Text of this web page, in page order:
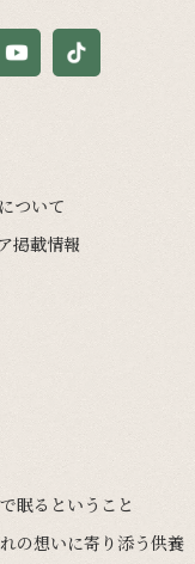
ついて
掲載情報
眠るということ
の想いに寄り添う供養